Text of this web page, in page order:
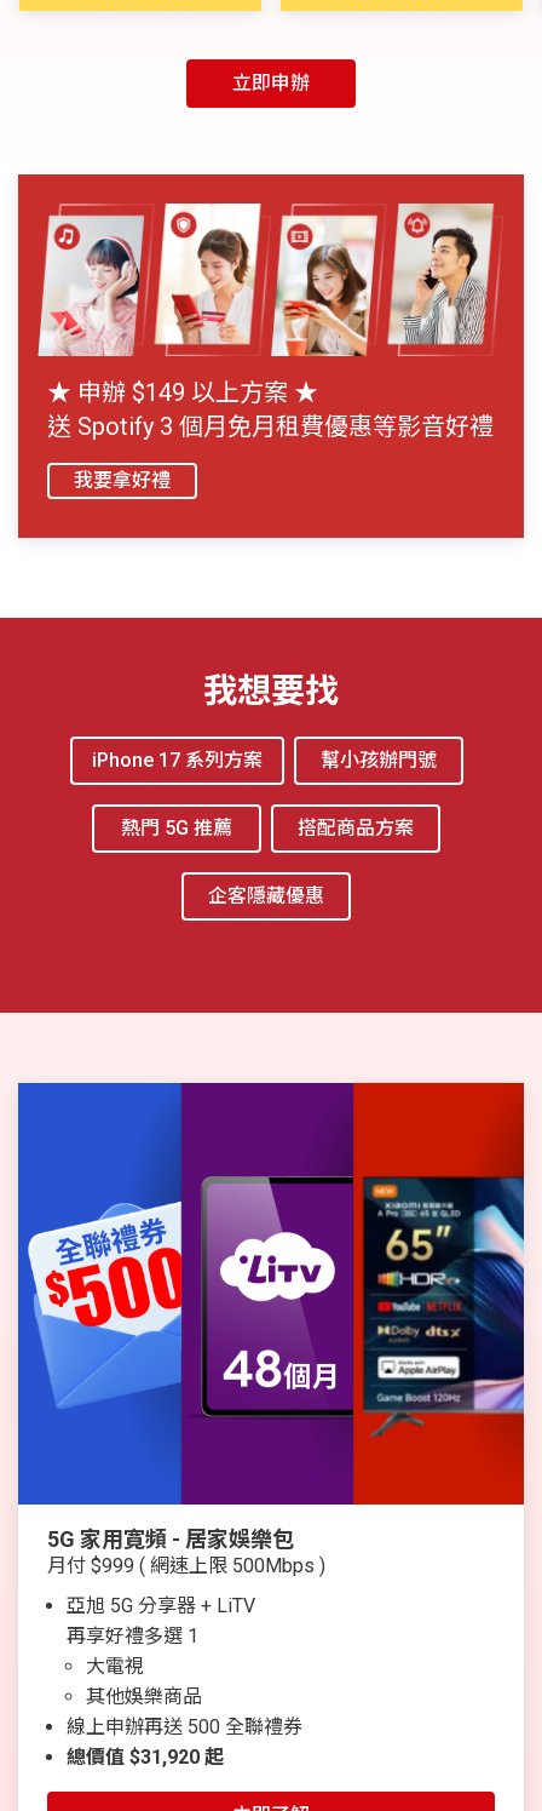
立即申辦
★ 申辦 $149 以上方案 ★
送 Spotify 3 個月免月租費優惠等影音好禮
我要拿好禮
我想要找
iPhone 17 系列方案 幫小孩辦門號
熱門 5G 推薦 搭配商品方案
企客隱藏優惠
5G 家用寛頻 - 居家娛樂包
月付 $999 ( 網速上限 500Mbps )
亞旭 5G 分享器 + LiTV
再享好禮多選 1
大電視
其他娛樂商品
線上申辦再送 500 全聯禮券
總價值 $31,920 起